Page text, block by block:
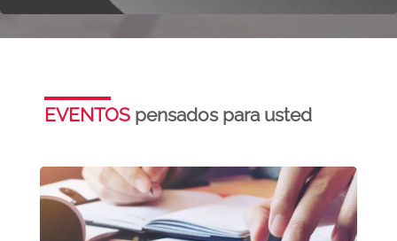
EVENTOS pensados para usted